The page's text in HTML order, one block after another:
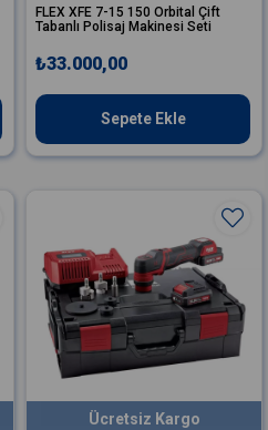
FLEX XFE 7-15 150 Orbital Çift
Tabanlı Polisaj Makinesi Seti
₺33.000,00
Sepete Ekle
Ücretsiz Kargo